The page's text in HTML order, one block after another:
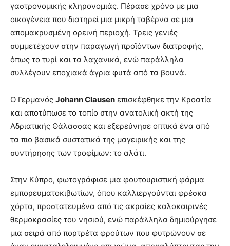
γαστρονομικής κληρονομιάς. Πέρασε χρόνο με μια
οικογένεια που διατηρεί μια μικρή ταβέρνα σε μια
απομακρυσμένη ορεινή περιοχή. Τρεις γενιές
συμμετέχουν στην παραγωγή προϊόντων διατροφής,
όπως το τυρί και τα λαχανικά, ενώ παράλληλα
συλλέγουν εποχιακά άγρια φυτά από τα βουνά.
O Γερμανός Johann Clausen επισκέφθηκε την Κροατία
και αποτύπωσε το τοπίο στην ανατολική ακτή της
Αδριατικής Θάλασσας και εξερεύνησε οπτικά ένα από
τα πιο βασικά συστατικά της μαγειρικής και της
συντήρησης των τροφίμων: το αλάτι.
Στην Κύπρο, φωτογράφισε μια φουτουριστική φάρμα
εμπορευματοκιβωτίων, όπου καλλιεργούνται φρέσκα
χόρτα, προστατευμένα από τις ακραίες καλοκαιρινές
θερμοκρασίες του νησιού, ενώ παράλληλα δημιούργησε
μια σειρά από πορτρέτα φρούτων που φυτρώνουν σε